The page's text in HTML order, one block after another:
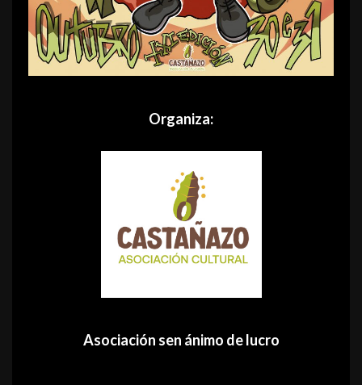
Organiza:
Asociación sen ánimo de lucro